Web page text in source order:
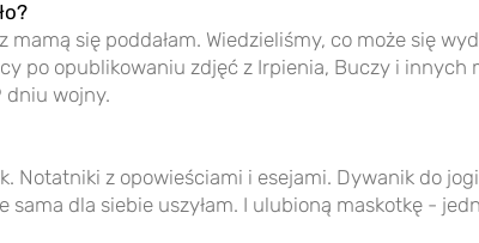
się poddałam. Wiedzieliśmy, co może się
po opublikowaniu zdjęć z Irpienia, Buczy i innych
dniu wojny.
Notatniki z opowieściami i esejami. Dywanik do
dla siebie uszyłam. I ulubioną maskotkę -